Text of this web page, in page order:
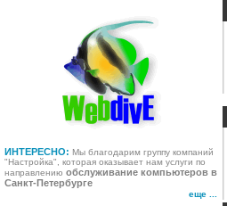
ИНТЕРЕСНО: Мы благодарим группу компаний
"Настройка", которая оказывает нам услуги по
направлению обслуживание компьютеров в
Санкт-Петербурге
еще ...